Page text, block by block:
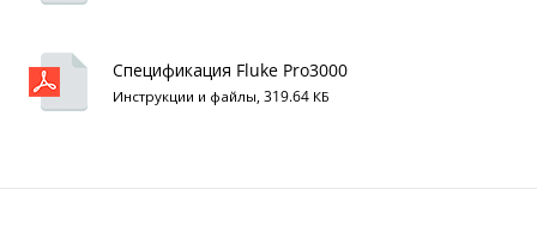
Спецификация Fluke Pro3000
Инструкции и файлы, 319.64 КБ